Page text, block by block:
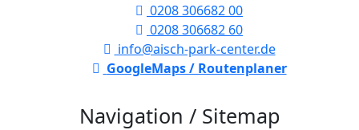
0208 306682 00
0208 306682 60
info@aisch-park-center.de
GoogleMaps / Routenplaner
Navigation / Sitemap